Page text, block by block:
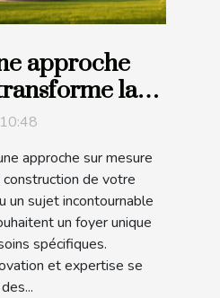
approche
la
votre
approche sur mesure
de votre
un sujet incontournable
un foyer unique
spécifiques.
et expertise se